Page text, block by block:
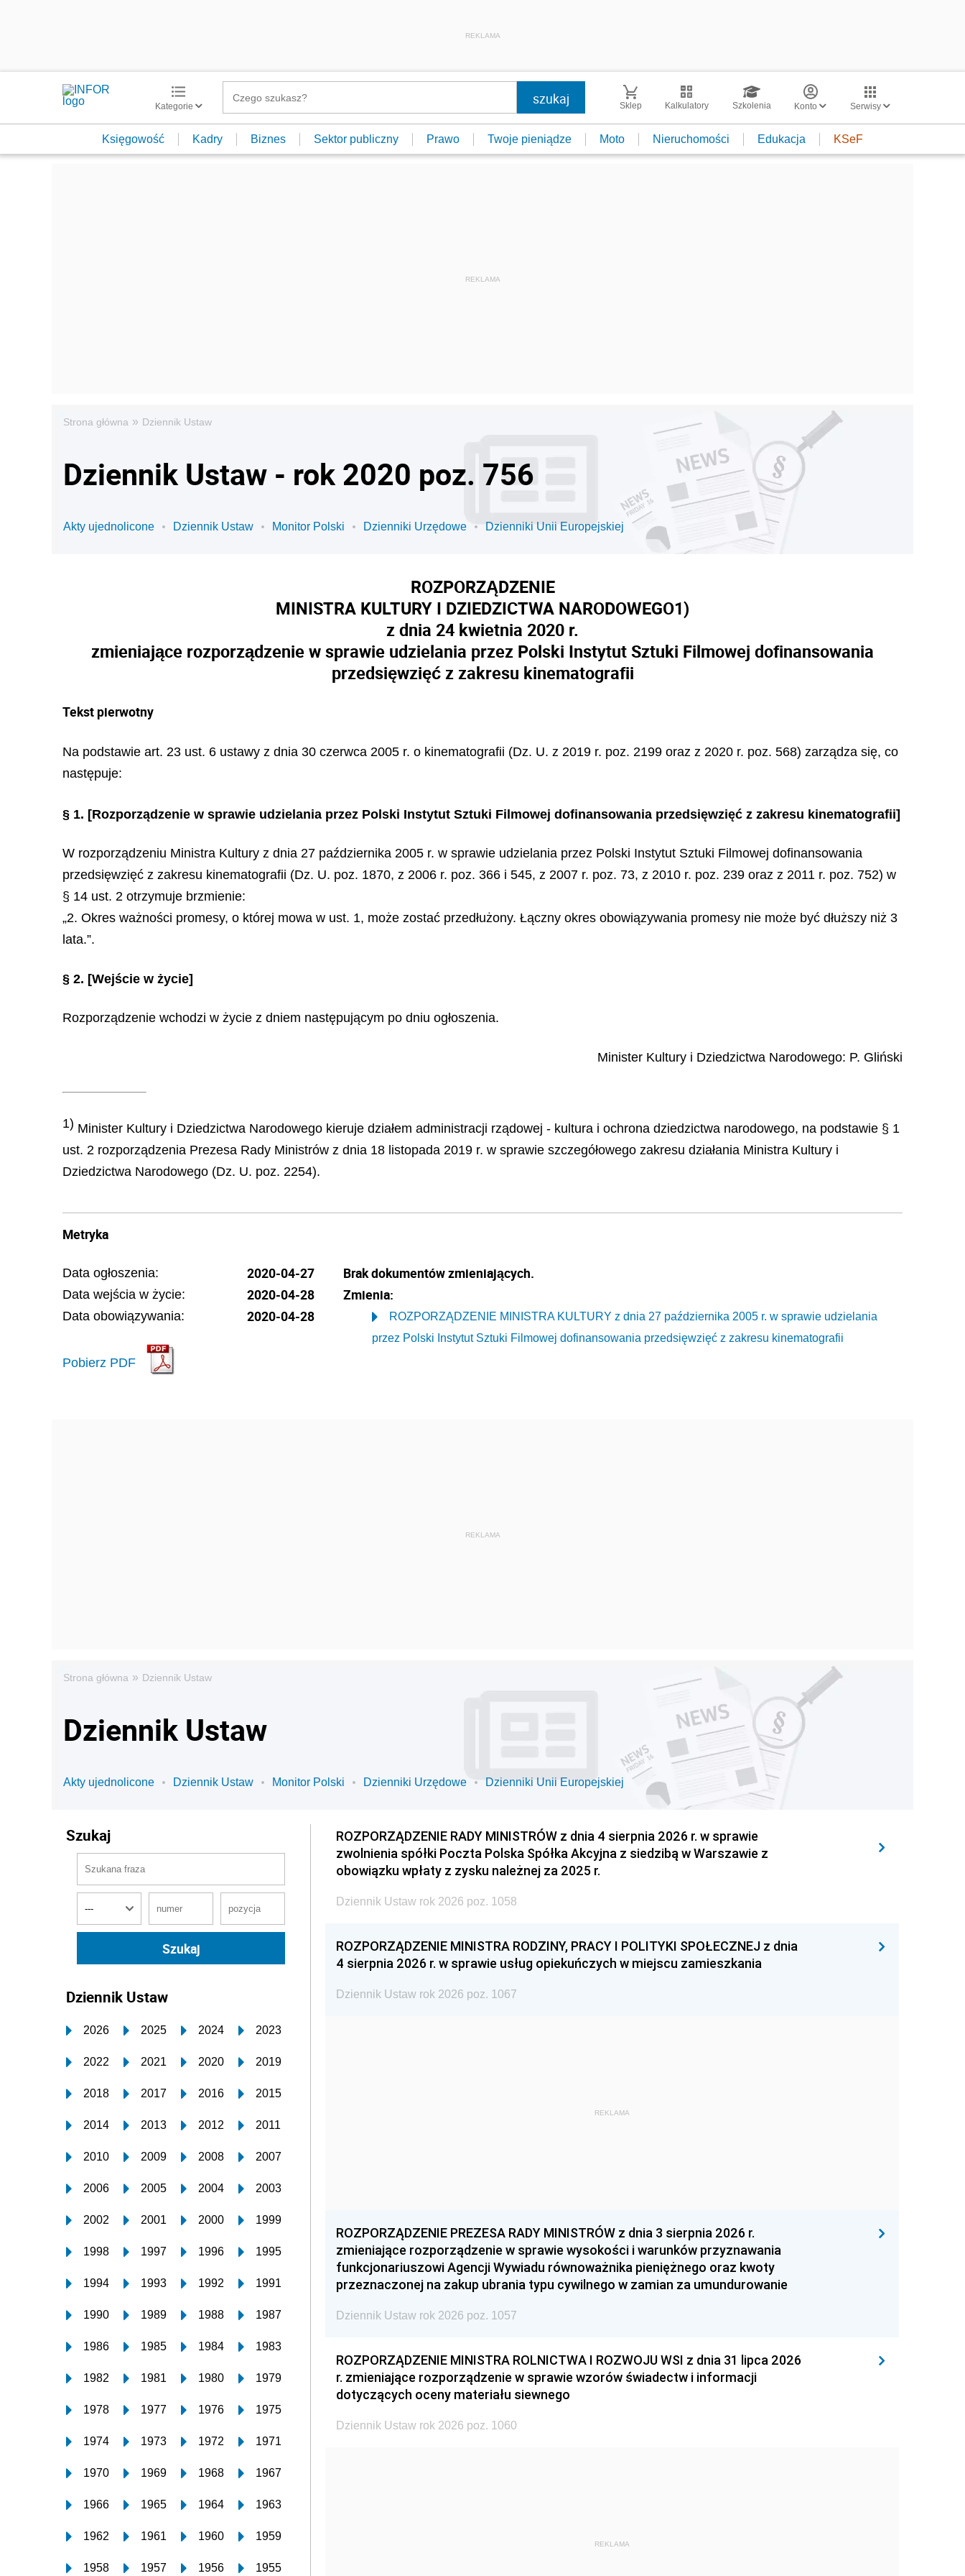
REKLAMA
Kategorie Sklep Kalkulatory Szkolenia Konto Serwisy
Księgowość Kadry Biznes Sektor publiczny Prawo Twoje pieniądze Moto Nieruchomości Edukacja KSeF
Strona główna » Dziennik Ustaw
Dziennik Ustaw - rok 2020 poz. 756
Akty ujednolicone Dziennik Ustaw Monitor Polski Dzienniki Urzędowe Dzienniki Unii Europejskiej
ROZPORZĄDZENIE
MINISTRA KULTURY I DZIEDZICTWA NARODOWEGO1)
z dnia 24 kwietnia 2020 r.
zmieniające rozporządzenie w sprawie udzielania przez Polski Instytut Sztuki Filmowej dofinansowania
przedsięwzięć z zakresu kinematografii
Tekst pierwotny
Na podstawie art. 23 ust. 6 ustawy z dnia 30 czerwca 2005 r. o kinematografii (Dz. U. z 2019 r. poz. 2199 oraz z 2020 r. poz. 568) zarządza się, co
następuje:
§ 1. [Rozporządzenie w sprawie udzielania przez Polski Instytut Sztuki Filmowej dofinansowania przedsięwzięć z zakresu kinematografii]
W rozporządzeniu Ministra Kultury z dnia 27 października 2005 r. w sprawie udzielania przez Polski Instytut Sztuki Filmowej dofinansowania
przedsięwzięć z zakresu kinematografii (Dz. U. poz. 1870, z 2006 r. poz. 366 i 545, z 2007 r. poz. 73, z 2010 r. poz. 239 oraz z 2011 r. poz. 752) w
§ 14 ust. 2 otrzymuje brzmienie:
„2. Okres ważności promesy, o której mowa w ust. 1, może zostać przedłużony. Łączny okres obowiązywania promesy nie może być dłuższy niż 3
lata.”.
§ 2. [Wejście w życie]
Rozporządzenie wchodzi w życie z dniem następującym po dniu ogłoszenia.
Minister Kultury i Dziedzictwa Narodowego: P. Gliński
1) Minister Kultury i Dziedzictwa Narodowego kieruje działem administracji rządowej - kultura i ochrona dziedzictwa narodowego, na podstawie § 1
ust. 2 rozporządzenia Prezesa Rady Ministrów z dnia 18 listopada 2019 r. w sprawie szczegółowego zakresu działania Ministra Kultury i
Dziedzictwa Narodowego (Dz. U. poz. 2254).
Metryka
Data ogłoszenia: 2020-04-27
Data wejścia w życie: 2020-04-28
Data obowiązywania: 2020-04-28
Pobierz PDF
Brak dokumentów zmieniających.
Zmienia:
ROZPORZĄDZENIE MINISTRA KULTURY z dnia 27 października 2005 r. w sprawie udzielania
przez Polski Instytut Sztuki Filmowej dofinansowania przedsięwzięć z zakresu kinematografii
Strona główna » Dziennik Ustaw
Dziennik Ustaw
Akty ujednolicone Dziennik Ustaw Monitor Polski Dzienniki Urzędowe Dzienniki Unii Europejskiej
Szukaj
Dziennik Ustaw
2026 2025 2024 2023
2022 2021 2020 2019
2018 2017 2016 2015
2014 2013 2012 2011
2010 2009 2008 2007
2006 2005 2004 2003
2002 2001 2000 1999
1998 1997 1996 1995
1994 1993 1992 1991
1990 1989 1988 1987
1986 1985 1984 1983
1982 1981 1980 1979
1978 1977 1976 1975
1974 1973 1972 1971
1970 1969 1968 1967
1966 1965 1964 1963
1962 1961 1960 1959
1958 1957 1956 1955
ROZPORZĄDZENIE RADY MINISTRÓW z dnia 4 sierpnia 2026 r. w sprawie
zwolnienia spółki Poczta Polska Spółka Akcyjna z siedzibą w Warszawie z
obowiązku wpłaty z zysku należnej za 2025 r.
Dziennik Ustaw rok 2026 poz. 1058
ROZPORZĄDZENIE MINISTRA RODZINY, PRACY I POLITYKI SPOŁECZNEJ z dnia
4 sierpnia 2026 r. w sprawie usług opiekuńczych w miejscu zamieszkania
Dziennik Ustaw rok 2026 poz. 1067
REKLAMA
ROZPORZĄDZENIE PREZESA RADY MINISTRÓW z dnia 3 sierpnia 2026 r.
zmieniające rozporządzenie w sprawie wysokości i warunków przyznawania
funkcjonariuszowi Agencji Wywiadu równoważnika pieniężnego oraz kwoty
przeznaczonej na zakup ubrania typu cywilnego w zamian za umundurowanie
Dziennik Ustaw rok 2026 poz. 1057
ROZPORZĄDZENIE MINISTRA ROLNICTWA I ROZWOJU WSI z dnia 31 lipca 2026
r. zmieniające rozporządzenie w sprawie wzorów świadectw i informacji
dotyczących oceny materiału siewnego
Dziennik Ustaw rok 2026 poz. 1060
REKLAMA